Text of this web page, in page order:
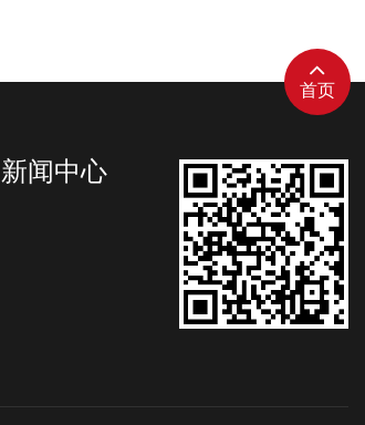
首页
新闻中心